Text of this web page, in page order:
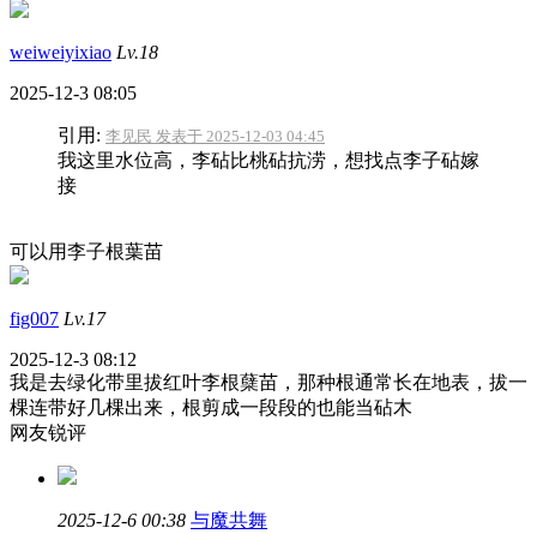
weiweiyixiao Lv.18
2025-12-3 08:05
引用: 李见民 发表于 2025-12-03 04:45
我这里水位高，李砧比桃砧抗涝，想找点李子砧嫁
接
可以用李子根葉苗
fig007 Lv.17
2025-12-3 08:12
我是去绿化带里拔红叶李根蘖苗，那种根通常长在地表，拔一
棵连带好几棵出来，根剪成一段段的也能当砧木
网友锐评
2025-12-6 00:38 与魔共舞